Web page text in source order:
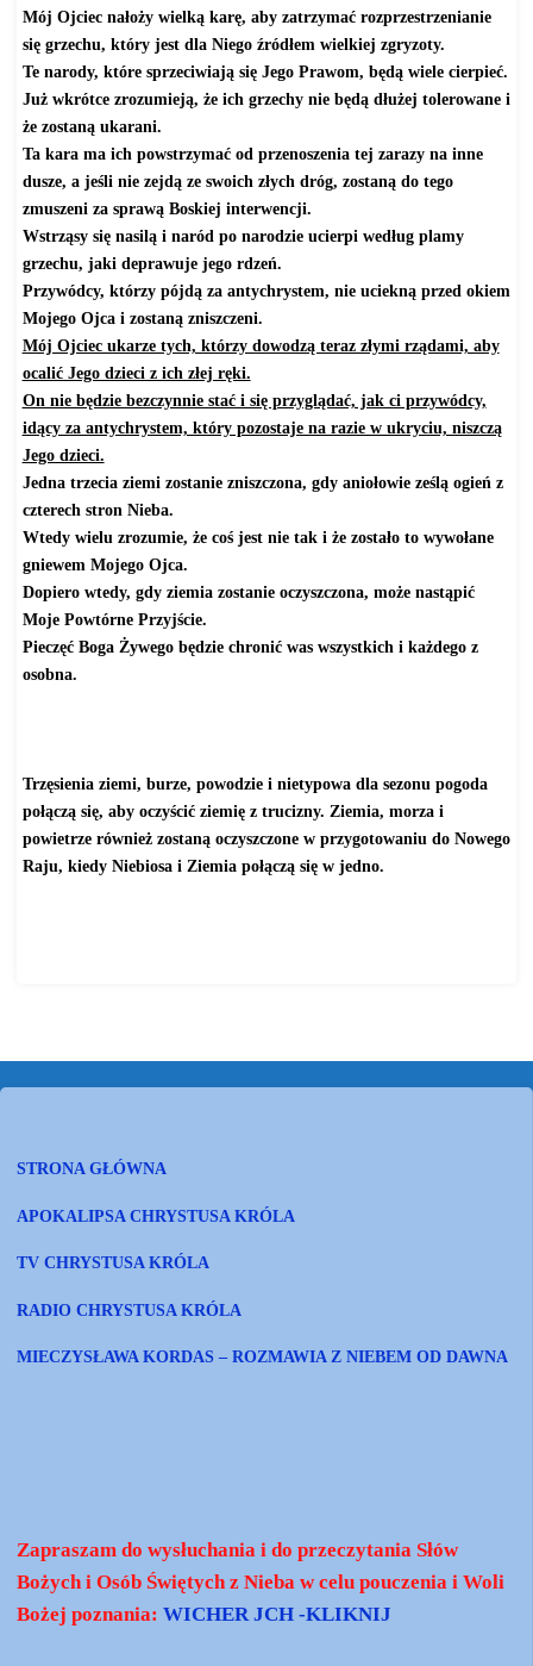
Mój Ojciec nałoży wielką karę, aby zatrzymać rozprzestrzenianie
się grzechu, który jest dla Niego źródłem wielkiej zgryzoty.
Te narody, które sprzeciwiają się Jego Prawom, będą wiele cierpieć.
Już wkrótce zrozumieją, że ich grzechy nie będą dłużej tolerowane i
że zostaną ukarani.
Ta kara ma ich powstrzymać od przenoszenia tej zarazy na inne
dusze, a jeśli nie zejdą ze swoich złych dróg, zostaną do tego
zmuszeni za sprawą Boskiej interwencji.
Wstrząsy się nasilą i naród po narodzie ucierpi według plamy
grzechu, jaki deprawuje jego rdzeń.
Przywódcy, którzy pójdą za antychrystem, nie uciekną przed okiem
Mojego Ojca i zostaną zniszczeni.
Mój Ojciec ukarze tych, którzy dowodzą teraz złymi rządami, aby
ocalić Jego dzieci z ich złej ręki.
On nie będzie bezczynnie stać i się przyglądać, jak ci przywódcy,
idący za antychrystem, który pozostaje na razie w ukryciu, niszczą
Jego dzieci.
Jedna trzecia ziemi zostanie zniszczona, gdy aniołowie ześlą ogień z
czterech stron Nieba.
Wtedy wielu zrozumie, że coś jest nie tak i że zostało to wywołane
gniewem Mojego Ojca.
Dopiero wtedy, gdy ziemia zostanie oczyszczona, może nastąpić
Moje Powtórne Przyjście.
Pieczęć Boga Żywego będzie chronić was wszystkich i każdego z
osobna.
Trzęsienia ziemi, burze, powodzie i nietypowa dla sezonu pogoda
połączą się, aby oczyścić ziemię z trucizny. Ziemia, morza i
powietrze również zostaną oczyszczone w przygotowaniu do Nowego
Raju, kiedy Niebiosa i Ziemia połączą się w jedno.
STRONA GŁÓWNA
APOKALIPSA CHRYSTUSA KRÓLA
TV CHRYSTUSA KRÓLA
RADIO CHRYSTUSA KRÓLA
MIECZYSŁAWA KORDAS – ROZMAWIA Z NIEBEM OD DAWNA
Zapraszam do wysłuchania i do przeczytania Słów
Bożych i Osób Świętych z Nieba w celu pouczenia i Woli
Bożej poznania:WICHER JCH -KLIKNIJ